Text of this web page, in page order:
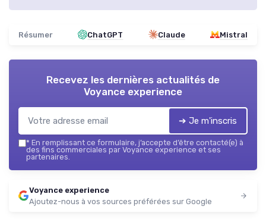
Résumer ChatGPT Claude Mistral
Recevez les dernières actualités de
Voyance experience
➔ Je m'inscris
* En remplissant ce formulaire, j’accepte d’être contacté(e) à
des fins commerciales par Voyance experience et ses
partenaires.
Voyance experience
Ajoutez-nous à vos sources préférées sur Google